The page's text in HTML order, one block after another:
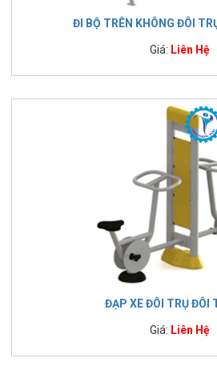
ĐI BỘ TRÊN KHÔNG ĐÔI
Giá: Liên Hệ
ĐẠP XE ĐÔI TRỤ ĐÔI
Giá: Liên Hệ